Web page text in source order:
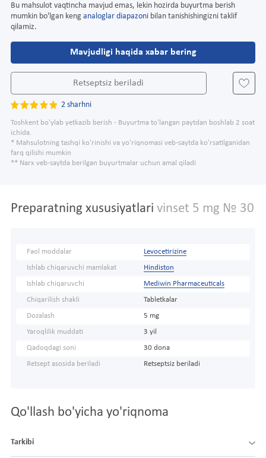
Bu mahsulot vaqtincha mavjud emas, lekin hozirda buyurtma berish
mumkin bo'lgan keng analoglar diapazoni bilan tanishishingizni taklif
qilamiz.
Mavjudligi haqida xabar bering
Retseptsiz beriladi
2 sharhni
Toshkent bo'ylab yetkazib berish - Buyurtma to'langan paytdan boshlab 2 soat
ichida.
* Mahsulotning tashqi ko'rinishi va yo'riqnomasi veb-saytda ko'rsatilganidan
farq qilishi mumkin
** Narx veb-saytda berilgan buyurtmalar uchun amal qiladi
Preparatning xususiyatlari vinset 5 mg № 30
Faol moddalar Levocetirizine
Ishlab chiqaruvchi mamlakat Hindiston
Ishlab chiqaruvchi Mediwin Pharmaceuticals
Chiqarilish shakli Tabletkalar
Dozalash 5 mg
Yaroqlilik muddati 3 yil
Qadoqdagi soni 30 dona
Retsept asosida beriladi Retseptsiz beriladi
Qo'llash bo'yicha yo'riqnoma
Tarkibi